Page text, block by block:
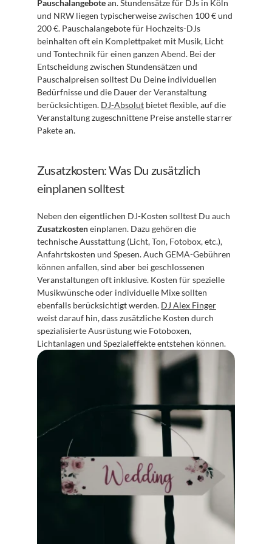
Pauschalangebote an. Stundensätze für DJs in Köln
und NRW liegen typischerweise zwischen 100 € und
200 €. Pauschalangebote für Hochzeits-DJs
beinhalten oft ein Komplettpaket mit Musik, Licht
und Tontechnik für einen ganzen Abend. Bei der
Entscheidung zwischen Stundensätzen und
Pauschalpreisen solltest Du Deine individuellen
Bedürfnisse und die Dauer der Veranstaltung
berücksichtigen. DJ-Absolut bietet flexible, auf die
Veranstaltung zugeschnittene Preise anstelle starrer
Pakete an.
Zusatzkosten: Was Du zusätzlich
einplanen solltest
Zusatzkosten einplanen. Dazu gehören die
technische Ausstattung (Licht, Ton, Fotobox, etc.),
Anfahrtskosten und Spesen. Auch GEMA-Gebühren
können anfallen, sind aber bei geschlossenen
Veranstaltungen oft inklusive. Kosten für spezielle
Musikwünsche oder individuelle Mixe sollten
ebenfalls berücksichtigt werden. DJ Alex Finger
weist darauf hin, dass zusätzliche Kosten durch
spezialisierte Ausrüstung wie Fotoboxen,
Lichtanlagen und Spezialeffekte entstehen können.